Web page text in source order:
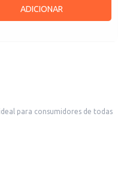
ADICIONAR
comerciais.